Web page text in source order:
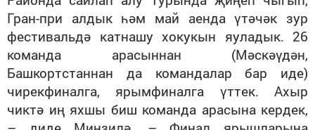
Гран-при алдык һәм май аенда үтәчәк зур
фестивальдә катнашу хокукын яуладык. 26
команда арасыннан (Мәскәүдән,
Башкортстаннан да командалар бар иде)
чирекфиналга, ярымфиналга үттек. Ахыр
чиктә иң яхшы биш команда арасына кердек,